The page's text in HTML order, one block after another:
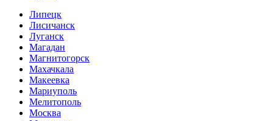
Липецк
Лисичанск
Луганск
Магадан
Магнитогорск
Махачкала
Макеевка
Мариуполь
Мелитополь
Москва